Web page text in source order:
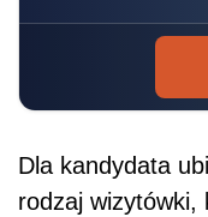
Dla kandydata
rodzaj wizytówki,